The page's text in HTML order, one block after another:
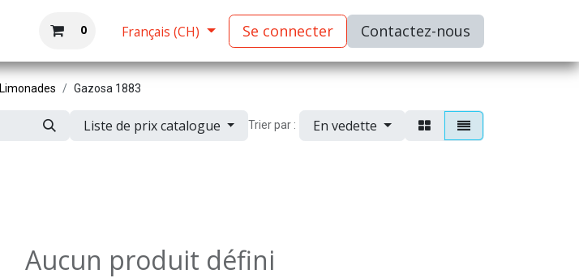
0 Français (CH) Se connecter C​​​​ontactez-nous
Limonades Gazosa 1883
Liste de prix catalogue Trier par : En vedette
Aucun produit défini